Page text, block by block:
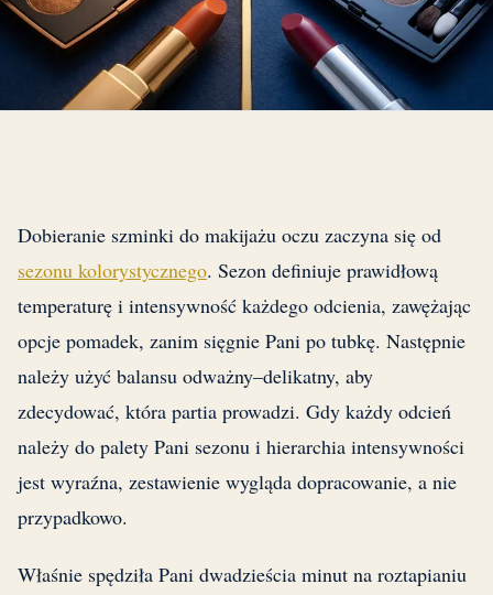
Dobieranie szminki do makijażu oczu zaczyna się od
sezonu kolorystycznego. Sezon definiuje prawidłową
temperaturę i intensywność każdego odcienia, zawężając
opcje pomadek, zanim sięgnie Pani po tubkę. Następnie
należy użyć balansu odważny–delikatny, aby
zdecydować, która partia prowadzi. Gdy każdy odcień
należy do palety Pani sezonu i hierarchia intensywności
jest wyraźna, zestawienie wygląda dopracowanie, a nie
przypadkowo.
Właśnie spędziła Pani dwadzieścia minut na roztapianiu